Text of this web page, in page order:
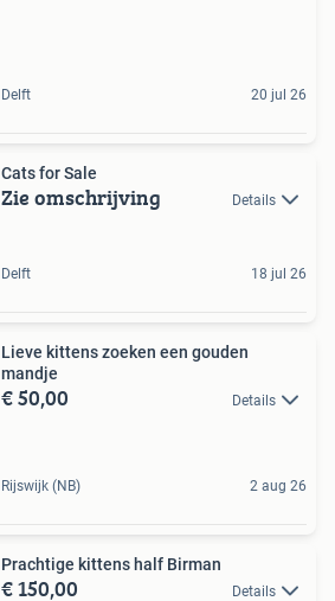
Delft 20 jul 26
Cats for Sale
Zie omschrijving Details
Delft 18 jul 26
Lieve kittens zoeken een gouden
mandje
€ 50,00 Details
Rijswijk (NB) 2 aug 26
Prachtige kittens half Birman
€ 150,00 Details